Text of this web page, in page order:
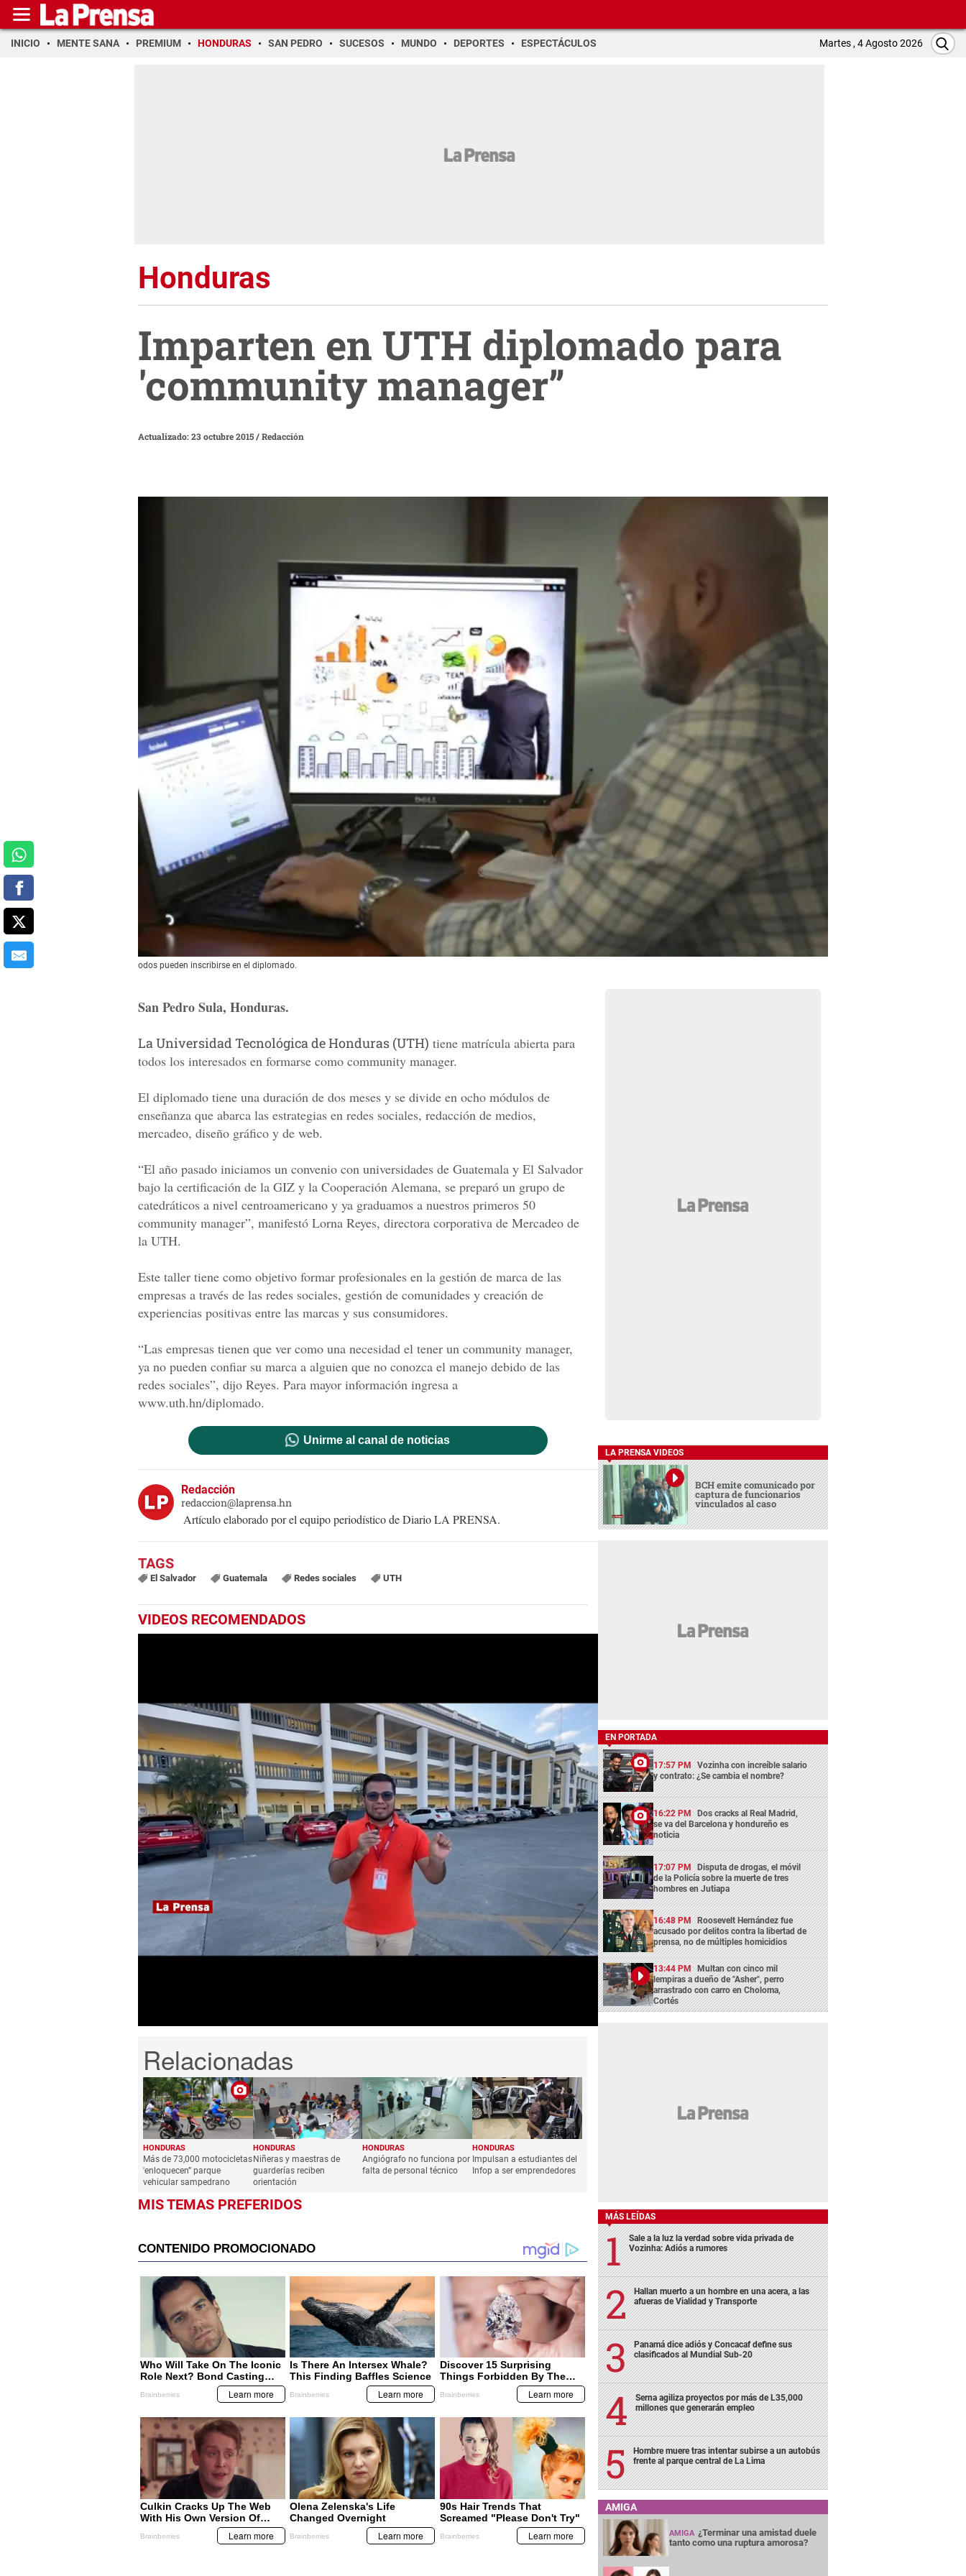
INICIO MENTE SANA PREMIUM HONDURAS SAN PEDRO SUCESOS MUNDO DEPORTES ESPECTÁCULOS Martes , 4 Agosto 2026
Honduras
Imparten en UTH diplomado para
'community manager”
Actualizado: 23 octubre 2015/Redacción
odos pueden inscribirse en el diplomado.
San Pedro Sula, Honduras.
La Universidad Tecnológica de Honduras (UTH) tiene matrícula abierta para
todos los interesados en formarse como community manager.
El diplomado tiene una duración de dos meses y se divide en ocho módulos de
enseñanza que abarca las estrategias en redes sociales, redacción de medios,
mercadeo, diseño gráfico y de web.
“El año pasado iniciamos un convenio con universidades de Guatemala y El Salvador
bajo la certificación de la GIZ y la Cooperación Alemana, se preparó un grupo de
catedráticos a nivel centroamericano y ya graduamos a nuestros primeros 50
community manager”, manifestó Lorna Reyes, directora corporativa de Mercadeo de
la UTH.
Este taller tiene como objetivo formar profesionales en la gestión de marca de las
empresas a través de las redes sociales, gestión de comunidades y creación de
experiencias positivas entre las marcas y sus consumidores.
“Las empresas tienen que ver como una necesidad el tener un community manager,
ya no pueden confiar su marca a alguien que no conozca el manejo debido de las
redes sociales”, dijo Reyes. Para mayor información ingresa a
www.uth.hn/diplomado.
Unirme al canal de noticias
Redacción
redaccion@laprensa.hn
Artículo elaborado por el equipo periodístico de Diario LA PRENSA.
El Salvador Guatemala Redes sociales UTH
VIDEOS RECOMENDADOS
seconds
minutes,
30
HONDURAS
Más de 73,000 motocicletas
'enloquecen” parque
vehicular sampedrano
HONDURAS
Niñeras y maestras de
guarderías reciben
orientación
HONDURAS
Angiógrafo no funciona por
falta de personal técnico
HONDURAS
Impulsan a estudiantes del
Infop a ser emprendedores
MIS TEMAS PREFERIDOS
LA PRENSA VIDEOS
BCH emite comunicado por
captura de funcionarios
vinculados al caso
EN PORTADA
17:57 PM Vozinha con increíble salario
y contrato: ¿Se cambia el nombre?
16:22 PM Dos cracks al Real Madrid,
se va del Barcelona y hondureño es
noticia
17:07 PM Disputa de drogas, el móvil
de la Policía sobre la muerte de tres
hombres en Jutiapa
16:48 PM Roosevelt Hernández fue
acusado por delitos contra la libertad de
prensa, no de múltiples homicidios
13:44 PM Multan con cinco mil
lempiras a dueño de "Asher", perro
arrastrado con carro en Choloma,
Cortés
MÁS LEÍDAS
Sale a la luz la verdad sobre vida privada de
Vozinha: Adiós a rumores
Hallan muerto a un hombre en una acera, a las
afueras de Vialidad y Transporte
Panamá dice adiós y Concacaf define sus
clasificados al Mundial Sub-20
Serna agiliza proyectos por más de L35,000
millones que generarán empleo
Hombre muere tras intentar subirse a un autobús
frente al parque central de La Lima
AMIGA
AMIGA ¿Terminar una amistad duele
tanto como una ruptura amorosa?